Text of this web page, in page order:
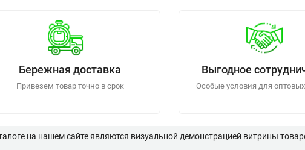
Бережная доставка
Привезем товар точно в срок
Выгодное
Особые условия для
на нашем сайте являются визуальной демонстрацией витрины